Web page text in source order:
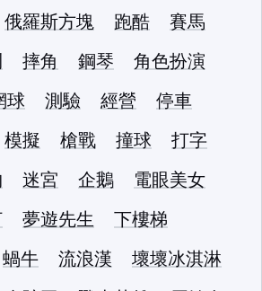
俄羅斯方塊 跑酷
賽馬
摔角 鋼琴
角色扮演
球 測驗 經營
停車
模擬 槍戰 撞球
打字
迷宮 企鵝
電眼美女
夢遊先生
下樓梯
蝸牛 流浪漢
壞壞冰淇淋